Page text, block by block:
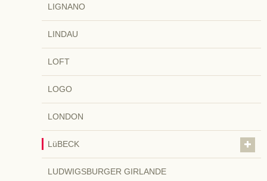
LIGNANO
LINDAU
LOFT
LOGO
LONDON
LüBECK
LUDWIGSBURGER GIRLANDE